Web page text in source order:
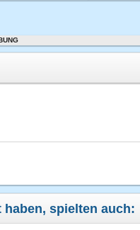
haben, spielten auch: